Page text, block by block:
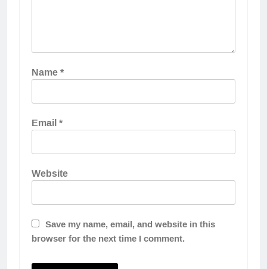
Name*
Email*
Website
Save my name, email, and website in this
browser for the next time I comment.